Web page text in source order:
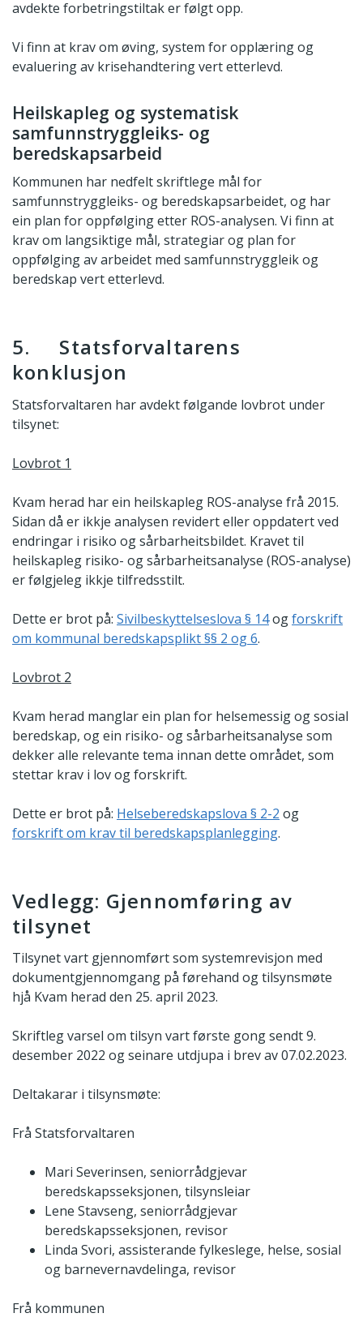
avdekte forbetringstiltak er følgt opp.
Vi finn at krav om øving, system for opplæring og
evaluering av krisehandtering vert etterlevd.
Heilskapleg og systematisk
samfunnstryggleiks- og
beredskapsarbeid
Kommunen har nedfelt skriftlege mål for
samfunnstryggleiks- og beredskapsarbeidet, og har
ein plan for oppfølging etter ROS-analysen. Vi finn at
krav om langsiktige mål, strategiar og plan for
oppfølging av arbeidet med samfunnstryggleik og
beredskap vert etterlevd.
5. Statsforvaltarens
konklusjon
Statsforvaltaren har avdekt følgande lovbrot under
tilsynet:
Lovbrot 1
Kvam herad har ein heilskapleg ROS-analyse frå 2015.
Sidan då er ikkje analysen revidert eller oppdatert ved
endringar i risiko og sårbarheitsbildet. Kravet til
heilskapleg risiko- og sårbarheitsanalyse (ROS-analyse)
er følgjeleg ikkje tilfredsstilt.
Dette er brot på: Sivilbeskyttelseslova § 14ogforskrift
om kommunal beredskapsplikt §§ 2 og 6.
Lovbrot 2
Kvam herad manglar ein plan for helsemessig og sosial
beredskap, og ein risiko- og sårbarheitsanalyse som
dekker alle relevante tema innan dette området, som
stettar krav i lov og forskrift.
Dette er brot på: Helseberedskapslova § 2-2 og
forskrift om krav til beredskapsplanlegging.
Vedlegg: Gjennomføring av
tilsynet
Tilsynet vart gjennomført som systemrevisjon med
dokumentgjennomgang på førehand og tilsynsmøte
hjå Kvam herad den 25. april 2023.
Skriftleg varsel om tilsyn vart første gong sendt 9.
desember 2022 og seinare utdjupa i brev av 07.02.2023.
Deltakarar i tilsynsmøte:
Frå Statsforvaltaren
Mari Severinsen, seniorrådgjevar
beredskapsseksjonen, tilsynsleiar
Lene Stavseng, seniorrådgjevar
beredskapsseksjonen, revisor
Linda Svori, assisterande fylkeslege, helse, sosial
og barnevernavdelinga, revisor
Frå kommunen